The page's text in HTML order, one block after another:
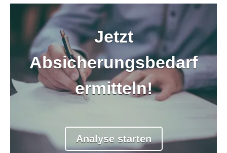
Jetzt
Absicherungsbedarf
ermitteln!
Analyse starten
Sind Sie Single oder in
einer Beziehung?
Single Beziehung